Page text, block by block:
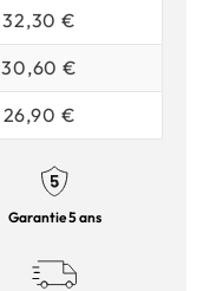
32,30 €
30,60 €
26,90 €
Garantie 5 ans